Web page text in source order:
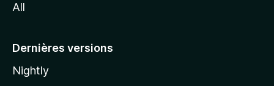
lAll
Dernières versions
Nightly